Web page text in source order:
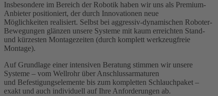
Insbesondere im Bereich der Robotik haben wir uns als Premium-
Anbieter positioniert, der durch Innovationen neue
Möglichkeiten realisiert. Selbst bei aggressiv-dynamischen Roboter-
Bewegungen glänzen unsere Systeme mit kaum erreichten Stand-
und kürzesten Montagezeiten (durch komplett werkzeugfreie
Montage).
Auf Grundlage einer intensiven Beratung stimmen wir unsere
Systeme – vom Wellrohr über Anschlussarmaturen
und Befestigungselemente bis zum kompletten Schlauchpaket –
exakt und auch individuell auf Ihre Anforderungen ab.